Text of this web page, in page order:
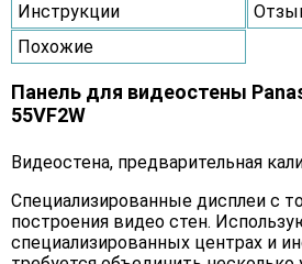
Инструкции
Похожие
Панель для видеостены
55VF2W
Видеостена, предварительная
Специализированные дисплеи с
построения видео стен.
специализированных центрах и